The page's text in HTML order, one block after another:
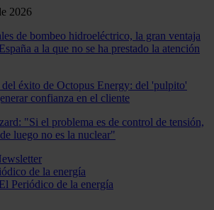
2026
de bombeo hidroeléctrico, la gran ventaja
a la que no se ha prestado la atención
éxito de Octopus Energy: del 'pulpito'
confianza en el cliente
"Si el problema es de control de tensión,
luego no es la nuclear"